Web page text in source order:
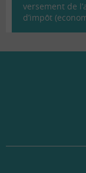
versement de
d’impôt